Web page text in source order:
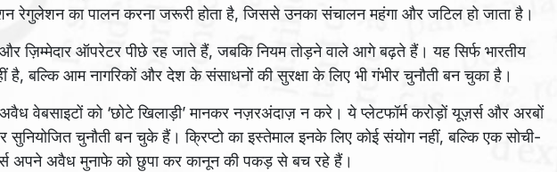
रेगुलेशन का पालन करना जरूरी होता है, जिससे उनका संचालन महंगा और जटिल हो जाता है।
और ज़िम्मेदार ऑपरेटर पीछे रह जाते हैं, जबकि नियम तोड़ने वाले आगे बढ़ते हैं। यह सिर्फ भारतीय
है, बल्कि आम नागरिकों और देश के संसाधनों की सुरक्षा के लिए भी गंभीर चुनौती बन चुका है।
वेबसाइटों को ‘छोटे खिलाड़ी’ मानकर नज़रअंदाज़ न करे। ये प्लेटफॉर्म करोड़ों यूज़र्स और अरबों
चुनौती बन चुके हैं। क्रिप्टो का इस्तेमाल इनके लिए कोई संयोग नहीं, बल्कि एक सोची-
अपने अवैध मुनाफे को छुपा कर कानून की पकड़ से बच रहे हैं।